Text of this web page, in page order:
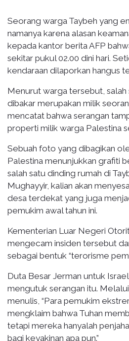
Seorang warga Taybeh yang
namanya karena alasan
kepada kantor berita AFP
sekitar pukul 02.00 dini hari.
kendaraan dilaporkan hangus
Menurut warga tersebut, salah
dibakar merupakan milik
mencatat bahwa serangan
properti milik warga Palestina
Sebuah foto yang dibagikan
Palestina menunjukkan grafiti
salah satu dinding rumah di
Mughayyir, kalian akan
desa terdekat yang juga
pemukim awal tahun ini.
Kementerian Luar Negeri
mengecam insiden tersebut
sebagai bentuk “terorisme
Duta Besar Jerman untuk
mengutuk serangan itu.
menulis, “Para pemukim
mengklaim bahwa Tuhan
tetapi mereka hanyalah
bagi keyakinan apa pun.”